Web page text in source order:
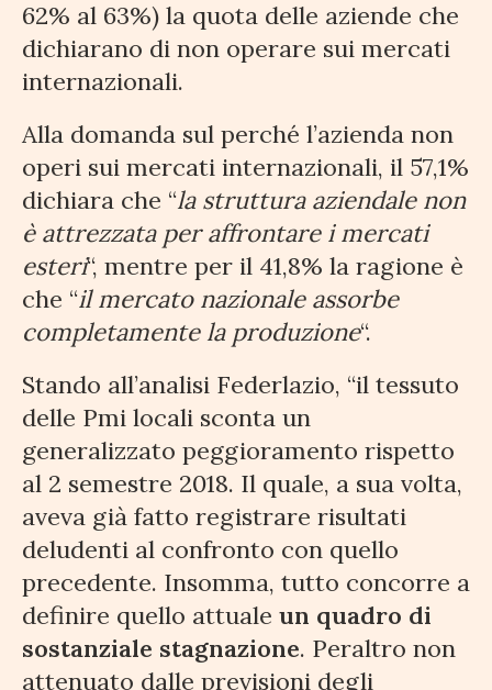
62% al 63%) la quota delle aziende che
dichiarano di non operare sui mercati
internazionali.
Alla domanda sul perché l’azienda non
operi sui mercati internazionali, il 57,1%
dichiara che “la struttura aziendale non
è attrezzata per affrontare i mercati
esteri“, mentre per il 41,8% la ragione è
che “il mercato nazionale assorbe
completamente la produzione“.
Stando all’analisi Federlazio, “il tessuto
delle Pmi locali sconta un
generalizzato peggioramento rispetto
al 2 semestre 2018. Il quale, a sua volta,
aveva già fatto registrare risultati
deludenti al confronto con quello
precedente. Insomma, tutto concorre a
definire quello attuale un quadro di
sostanziale stagnazione. Peraltro non
attenuato dalle previsioni degli